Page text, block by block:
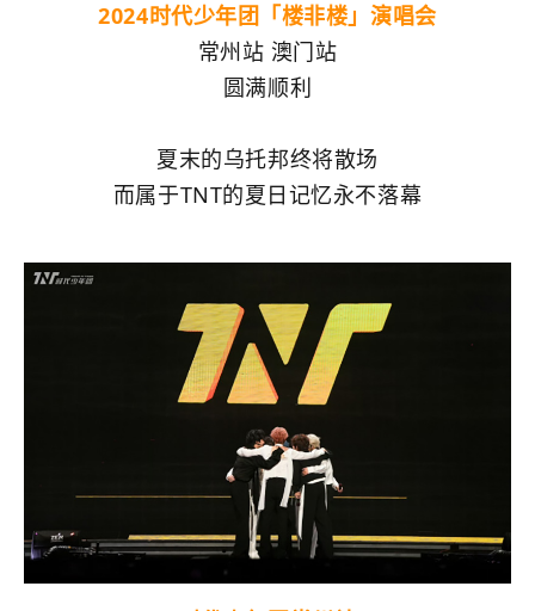
2024时代少年团「楼非楼」演唱会
常州站 澳门站
圆满顺利
夏末的乌托邦终将散场
而属于TNT的夏日记忆永不落幕